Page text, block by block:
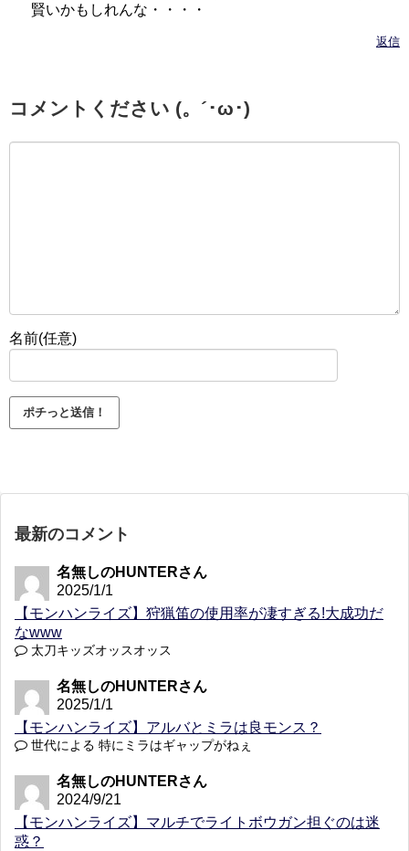
賢いかもしれんな・・・・
返信
コメントください (。´･ω･)
名前
最新のコメント
名無しのHUNTERさん
2025/1/1
【モンハンライズ】狩猟笛の使用率が凄すぎる!大成功だ
なwww
太刀キッズオッスオッス
名無しのHUNTERさん
2025/1/1
【モンハンライズ】アルバとミラは良モンス？
世代による 特にミラはギャップがねぇ
名無しのHUNTERさん
2024/9/21
【モンハンライズ】マルチでライトボウガン担ぐのは迷
惑？